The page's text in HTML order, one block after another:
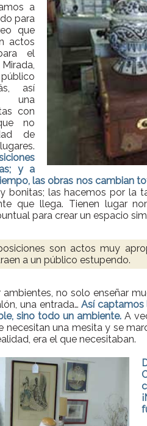
a
para
que
actos
el
así
una
con
no
de
y a
las obras nos cambian
bonitas; las hacemos por la
que llega. Tienen lugar
para crear un espacio
son actos muy
a un público estupendo.
no solo enseñar
una entrada…Así captamos
sino todo un ambiente. A
necesitan una mesita y se
era el que necesitaban.